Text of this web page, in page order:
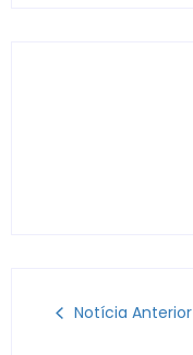
Notícia Anterior